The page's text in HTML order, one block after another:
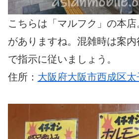
こちらは「マルフク」の本
がありますね。混雑時は案
で指示に従いましょう。
住所： 大阪府大阪市西成区